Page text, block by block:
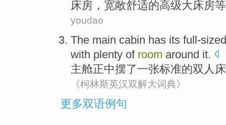
床房 ， 宽敞舒适的高级大床房
youdao
The main cabin has its full-
with plenty of room around it.
主舱正中摆了一张标准的双人床
《柯林斯英汉双解大词典》
更多双语例句